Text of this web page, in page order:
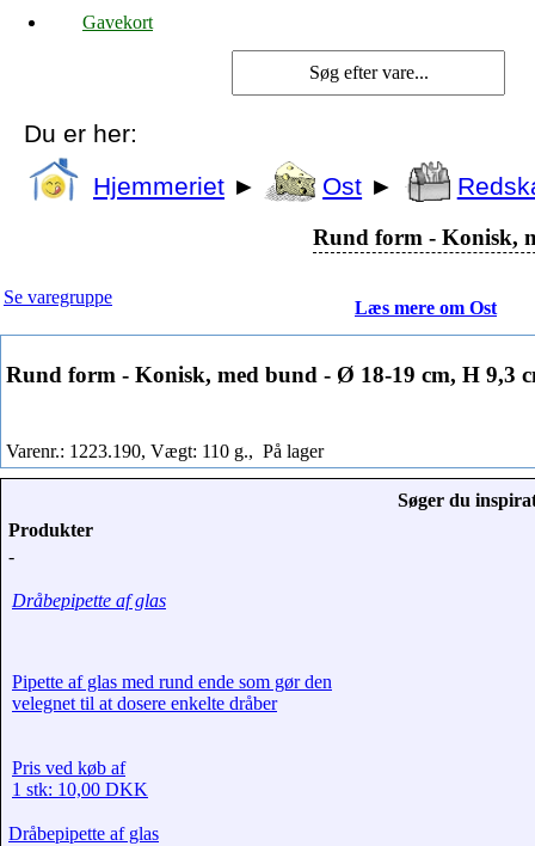
Gavekort
Du er her:
Hjemmeriet ► Ost ►
Rund form - Konisk,
Se varegruppe
Læs mere om Ost
Rund form - Konisk, med bund - Ø 18-19 cm, H 9,3
Varenr.: 1223.190, Vægt: 110 g., På lager
Søger du
Produkter
-
Dråbepipette af glas
Pipette af glas med rund ende som gør den
velegnet til at dosere enkelte dråber
Pris ved køb af
1 stk: 10,00 DKK
Dråbepipette af glas